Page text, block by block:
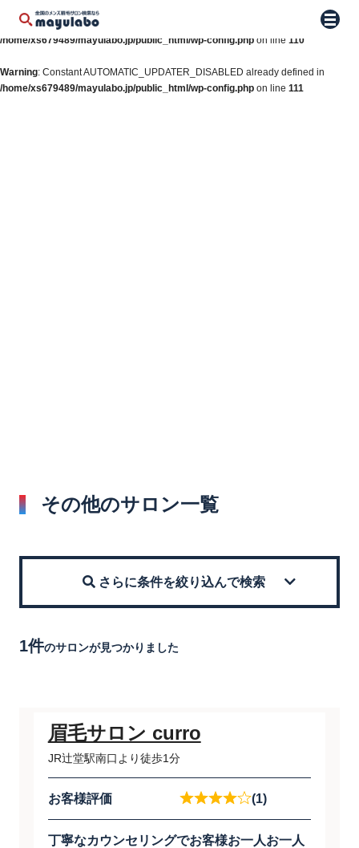
Warning: Constant WP_AUTO_UPDATE_CORE already defined in
/home/xs679489/mayulabo.jp/public_html/wp-config.php on line 110
Warning: Constant AUTOMATIC_UPDATER_DISABLED already defined in
/home/xs679489/mayulabo.jp/public_html/wp-config.php on line 111
メニ
その他のサロン一覧
さらに条件を絞り込んで検索
1件のサロンが見つかりました
眉毛サロン curro
JR辻堂駅南口より徒歩1分
お客様評価 (1)
丁寧なカウンセリングでお客様お一人お一人